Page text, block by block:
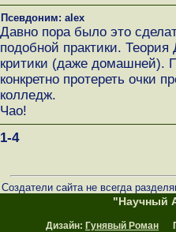
Псевдоним: alex
Давно пора было это
подобной практики.
критики (даже домашней).
конкретно протереть очки
колледж.
Чао!
1-4
Создатели сайта не всегда
"Научный
Дизайн: Гунявый Роман